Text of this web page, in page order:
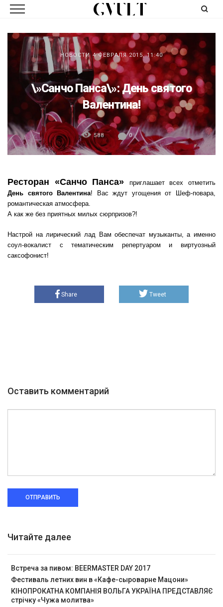
НОВОСТИ 4 ФЕВРАЛЯ 2015, 11:40
\»Санчо Панса\»: День святого
Валентина!
588 0
Ресторан «Санчо Панса»
приглашает всех отметить
День святого Валентина! Вас ждут угощения от Шеф-повара,
романтическая атмосфера.
А как же без приятных милых сюрпризов?!
Настрой на лирический лад Вам обеспечат музыканты, а именно
соул-вокалист с тематическим репертуаром и виртуозный
саксофонист!
Share Tweet
Оставить комментарий
ОТПРАВИТЬ
Читайте далее
Встреча за пивом: BEERMASTER DAY 2017
Фестиваль летних вин в «Кафе-сыроварне Мацони»
КІНОПРОКАТНА КОМПАНІЯ ВОЛЬГА УКРАЇНА ПРЕДСТАВЛЯЄ
стрічку «Чужа молитва»